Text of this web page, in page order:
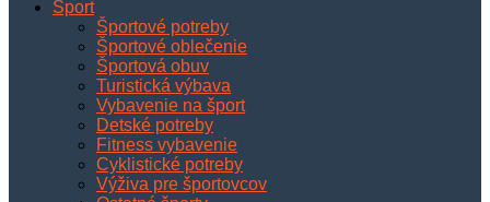
Šport
Športové potreby
Športové oblečenie
Športová obuv
Turistická výbava
Vybavenie na šport
Detské potreby
Fitness vybavenie
Cyklistické potreby
Výživa pre športovcov